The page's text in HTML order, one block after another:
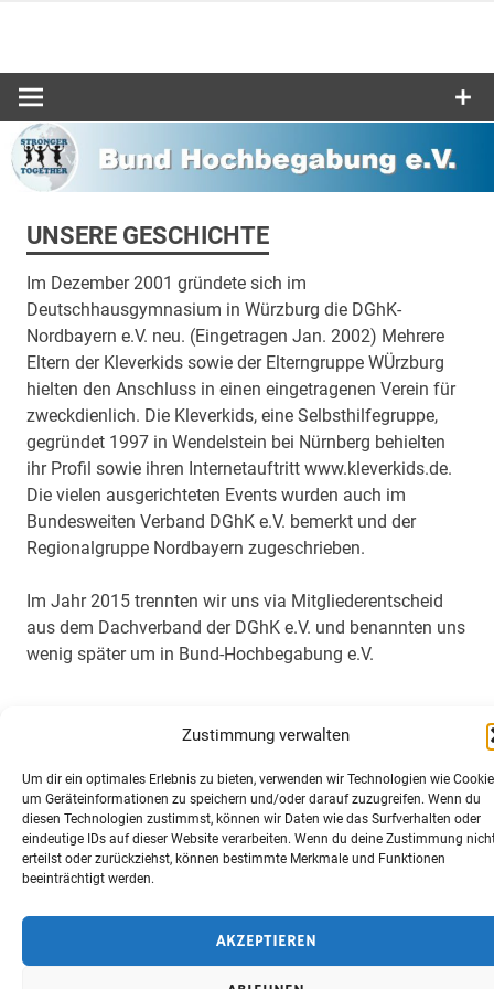
Zustimmung verwalten
Um dir ein optimales Erlebnis zu bieten, verwenden wir Technologien wie
um Geräteinformationen zu speichern und/oder darauf zuzugreifen. Wenn du
diesen Technologien zustimmst, können wir Daten wie das Surfverhalten oder
eindeutige IDs auf dieser Website verarbeiten. Wenn du deine Zustimmung
erteilst oder zurückziehst, können bestimmte Merkmale und Funktionen
beeinträchtigt werden.
AKZEPTIEREN
Bund-
e.V.
UNSERE GESCHICHTE
Im Dezember 2001 gründete sich im
Deutschhausgymnasium in Würzburg die DGhK-
Nordbayern e.V. neu. (Eingetragen Jan. 2002) Mehrere
Eltern der Kleverkids sowie der Elterngruppe WÜrzburg
hielten den Anschluss in einen eingetragenen Verein für
zweckdienlich. Die Kleverkids, eine Selbsthilfegruppe,
gegründet 1997 in Wendelstein bei Nürnberg behielten
ihr Profil sowie ihren Internetauftritt www.kleverkids.de.
Die vielen ausgerichteten Events wurden auch im
Bundesweiten Verband DGhK e.V. bemerkt und der
Regionalgruppe Nordbayern zugeschrieben.
Im Jahr 2015 trennten wir uns via Mitgliederentscheid
aus dem Dachverband der DGhK e.V. und benannten uns
wenig später um in Bund-Hochbegabung e.V.
SPONSOREN
DATENSCHUTZ
IMPRESSUM